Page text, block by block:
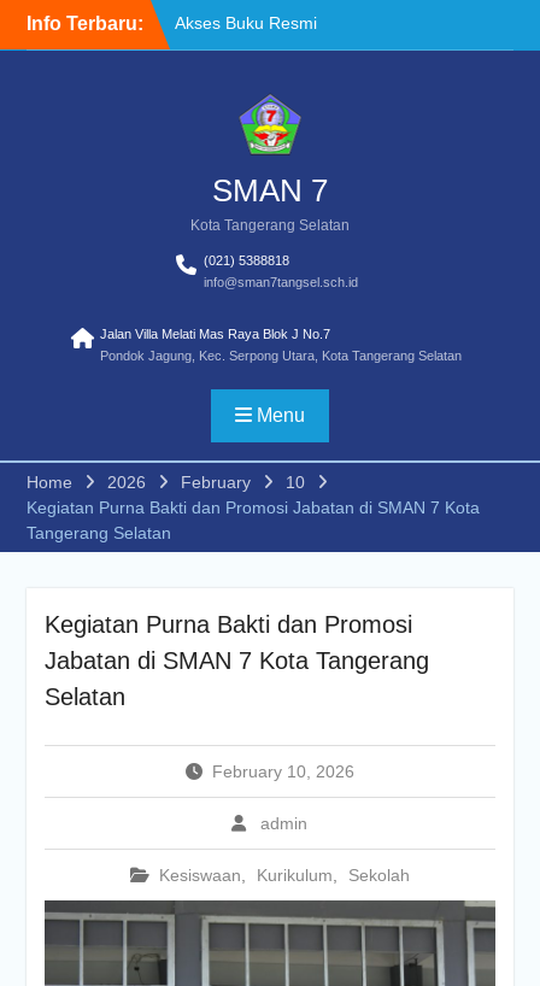
Info Terbaru:
Akses Buku Resmi
Kemendikdasmen melalui
Perbukuan Indonesia (SIBI)
WELCOME BACK TO
SMAN 7
Kota Tangerang Selatan
(021) 5388818
info@sman7tangsel.sch.id
Jalan Villa Melati Mas Raya Blok J No.7
Pondok Jagung, Kec. Serpong Utara, Kota Tangerang Selatan
Menu
Home 2026 February
10
Kegiatan Purna Bakti dan Promosi Jabatan di SMAN 7 Kota
Tangerang Selatan
Kegiatan Purna Bakti dan Promosi
Jabatan di SMAN 7 Kota Tangerang
Selatan
February 10, 2026
admin
Kesiswaan Kurikulum Sekolah